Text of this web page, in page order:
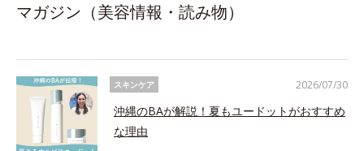
マガジン（美容情報・読み物）
スキンケア
沖縄のBAが解説！夏もユードットがおすすめ
な理由
2026/07/30